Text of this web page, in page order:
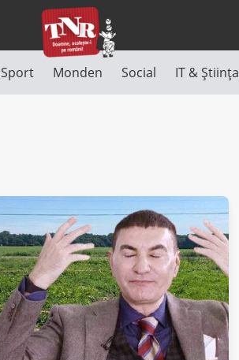
Sport Monden Social IT & Știința